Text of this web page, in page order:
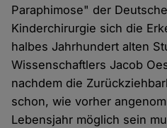
Paraphimose" der
Kinderchirurgie sich die
halbes Jahrhundert alten
Wissenschaftlers Jacob
nachdem die
schon, wie vorher
Lebensjahr möglich sein